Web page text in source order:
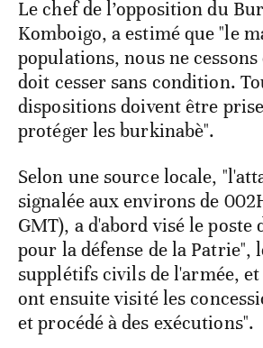
Le chef de l’opposition du
Komboigo, a estimé que "le
populations, nous ne
doit cesser sans condition.
dispositions doivent être
protéger les burkinabè".
Selon une source locale,
signalée aux environs de
GMT), a d'abord visé le poste
pour la défense de la Patrie",
supplétifs civils de l'armée,
ont ensuite visité les
et procédé à des exécutions".